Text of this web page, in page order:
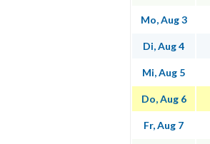
Mo, Aug 3
Di, Aug 4
Mi, Aug 5
Do, Aug 6
Fr, Aug 7